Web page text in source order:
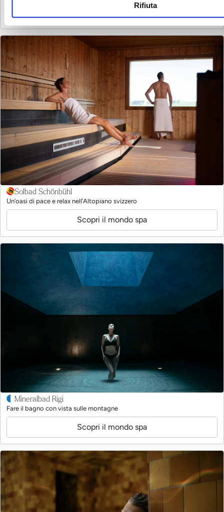
Rifiuta
Solbad Schönbühl
Un’oasi di pace e relax nell’Altopiano svizzero
Scopri il mondo spa
Mineralbad Rigi
Fare il bagno con vista sulle montagne
Scopri il mondo spa